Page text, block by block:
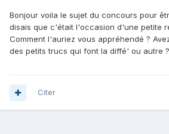
Bonjour voila le sujet du concours pour
disais que c'était l'occasion d'une petite
Comment l'auriez vous appréhendé ?
des petits trucs qui font la diffé' ou autre ?
Citer